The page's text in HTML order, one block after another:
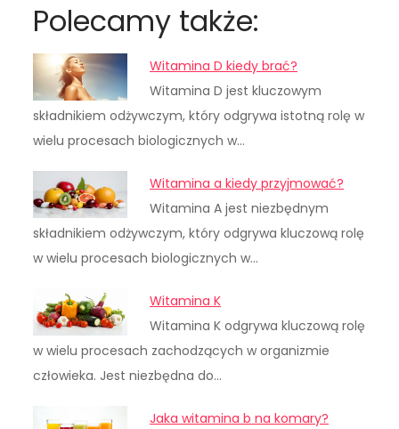
Polecamy także:
Witamina D kiedy brać?
Witamina D jest kluczowym
składnikiem odżywczym, który odgrywa istotną rolę w
wielu procesach biologicznych w…
Witamina a kiedy przyjmować?
Witamina A jest niezbędnym
składnikiem odżywczym, który odgrywa kluczową rolę
w wielu procesach biologicznych w…
Witamina K
Witamina K odgrywa kluczową rolę
w wielu procesach zachodzących w organizmie
człowieka. Jest niezbędna do…
Jaka witamina b na komary?